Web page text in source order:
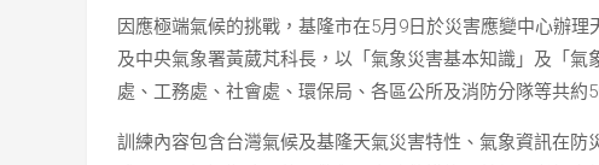
因應極端氣候的挑戰，基隆市在5月9日於災害應變中心辦
及中央氣象署黃葳芃科長，以「氣象災害基本知識」及「
處、工務處、社會處、環保局、各區公所及消防分隊等共約
訓練內容包含台灣氣候及基隆天氣災害特性、氣象資訊在